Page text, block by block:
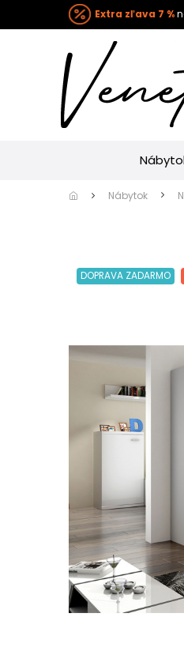
Extra zľava 7 %
Nábytok
DOPRAVA ZADARMO